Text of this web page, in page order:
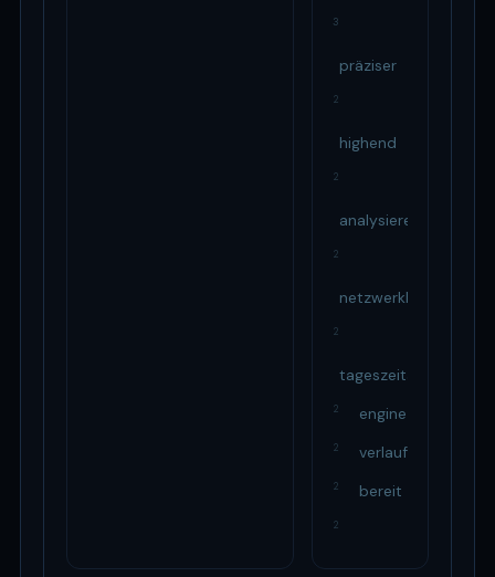
3
präziser
2
highend
2
analysiere
2
netzwerkbenchmarks
2
tageszeitanalyse
2 engine
2 verlauf
2 bereit
2